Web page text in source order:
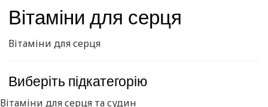
Вітаміни для серця
Вітаміни для серця
Виберіть підкатегорію
Вітаміни для серця та судин